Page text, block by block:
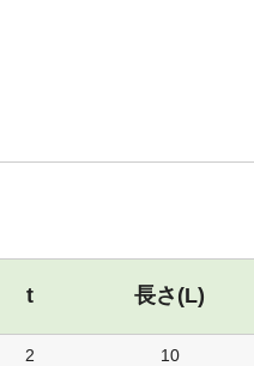
t 長さ(L)
2 10